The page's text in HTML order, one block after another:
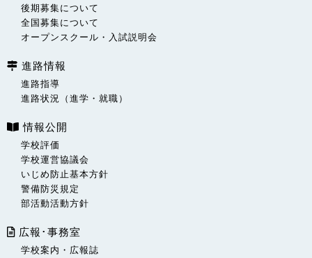
後期募集について
全国募集について
オープンスクール・入試説明会
進路情報
進路指導
進路状況（進学・就職）
情報公開
学校評価
学校運営協議会
いじめ防止基本方針
警備防災規定
部活動活動方針
広報･事務室
学校案内・広報誌